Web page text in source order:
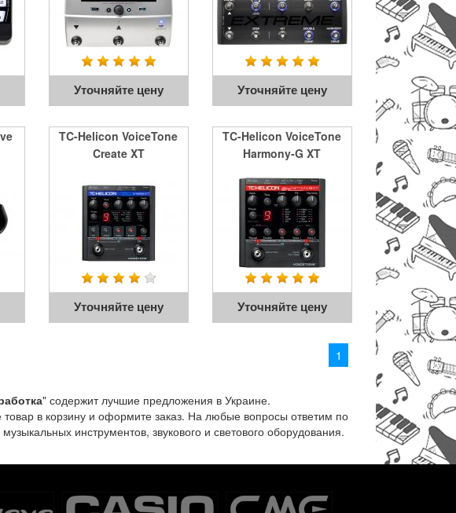
Уточняйте цену Уточняйте цену
TC-Helicon VoiceTone
Create XT
Уточняйте цену
TC-Helicon VoiceTone
Harmony-G XT
Уточняйте цену
1
" содержит лучшие предложения в Украине.
товар в корзину и оформите заказ. На любые вопросы ответим по
инструментов, звукового и светового оборудования.